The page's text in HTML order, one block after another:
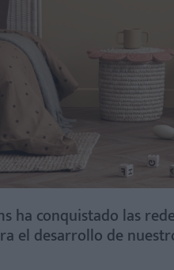
ha conquistado las
el desarrollo de